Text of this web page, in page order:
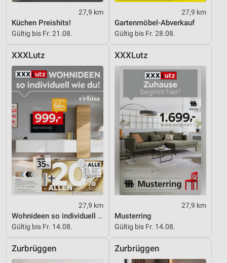
27,9 km
Küchen Preishits!
Gültig bis Fr. 21.08.
27,9 km
Gartenmöbel-Abverkauf
Gültig bis Fr. 28.08.
XXXLutz
27,9 km
Wohnideen so individuell wie du!
Gültig bis Fr. 14.08.
XXXLutz
27,9 km
Musterring
Gültig bis Fr. 14.08.
Zurbrüggen Zurbrüggen